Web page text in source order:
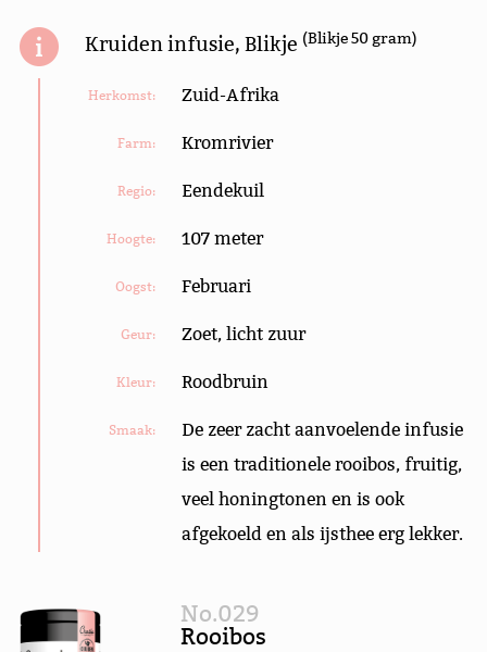
Kruiden infusie, Blikje (Blikje 50 gram)
Herkomst: Zuid-Afrika
Farm: Kromrivier
Regio: Eendekuil
Hoogte: 107 meter
Oogst: Februari
Geur: Zoet, licht zuur
Kleur: Roodbruin
Smaak:
De zeer zacht aanvoelende infusie
is een traditionele rooibos, fruitig,
veel honingtonen en is ook
afgekoeld en als ijsthee erg lekker.
No.029
Rooibos